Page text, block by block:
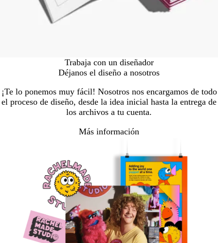
Trabaja con un diseñador
Déjanos el diseño a nosotros
¡Te lo ponemos muy fácil! Nosotros nos encargamos de todo
el proceso de diseño, desde la idea inicial hasta la entrega de
los archivos a tu cuenta.
Más información